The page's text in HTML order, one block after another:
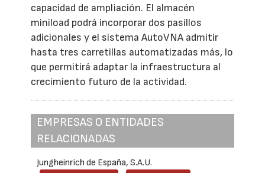
capacidad de ampliación. El almacén
miniload podrá incorporar dos pasillos
adicionales y el sistema AutoVNA admitir
hasta tres carretillas automatizadas más, lo
que permitirá adaptar la infraestructura al
crecimiento futuro de la actividad.
EMPRESAS O ENTIDADES
RELACIONADAS
Jungheinrich de España, S.A.U.